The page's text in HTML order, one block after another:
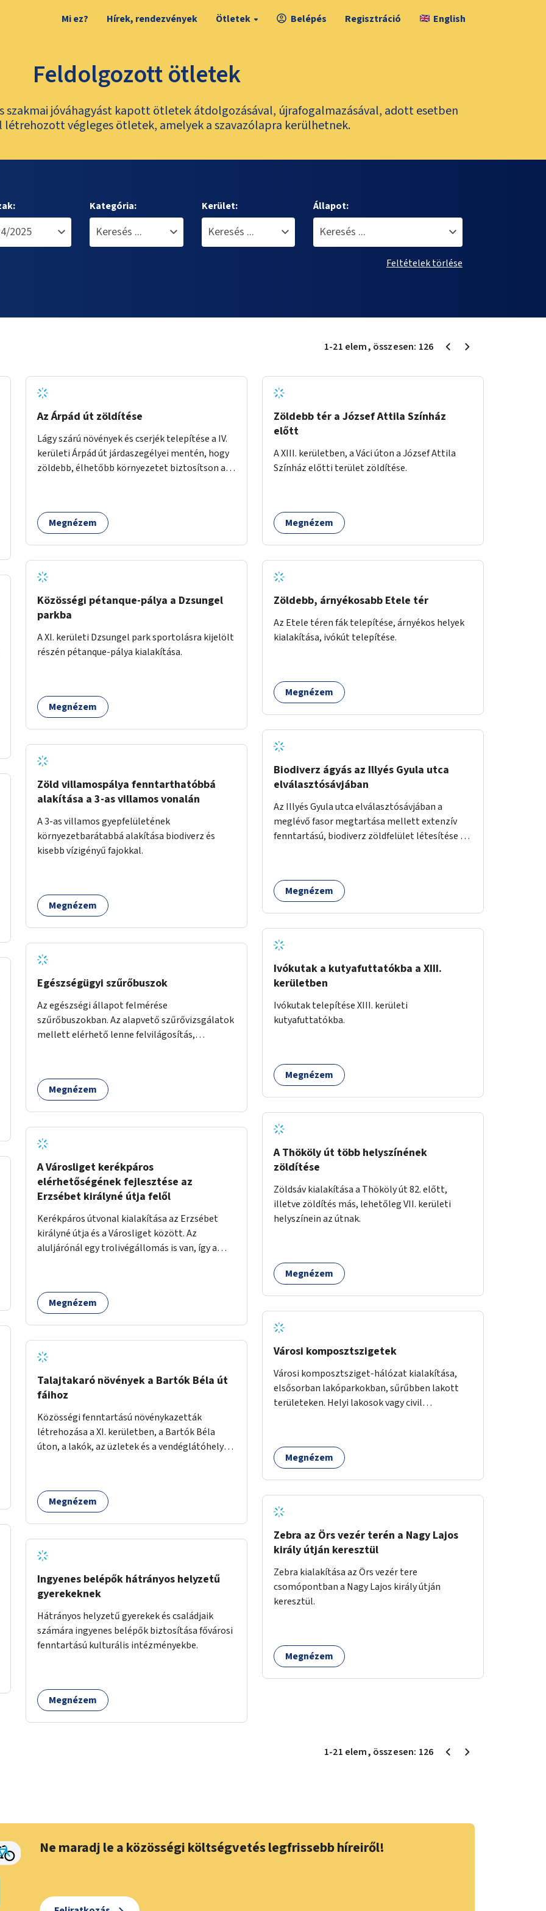
Mi ez? Hírek, rendezvények Ötletek Belépés Regisztráció English
Feldolgozott ötletek
jóváhagyást kapott ötletek átdolgozásával, újrafogalmazásával, adott esetben
létrehozott végleges ötletek, amelyek a szavazólapra kerülhetnek.
Kategória: Kerület: Állapot:
Feltételek törlése
1-21 elem, összesen: 126
Az Árpád út zöldítése
Lágy szárú növények és cserjék telepítése a IV.
kerületi Árpád út járdaszegélyei mentén, hogy
zöldebb, élhetőbb környezetet biztosítson a
Megnézem
Közösségi pétanque-pálya a Dzsungel
parkba
A XI. kerületi Dzsungel park sportolásra kijelölt
részén pétanque-pálya kialakítása.
Megnézem
Zöld villamospálya fenntarthatóbbá
alakítása a 3-as villamos vonalán
A 3-as villamos gyepfelületének
környezetbarátabbá alakítása biodiverz és
kisebb vízigényű fajokkal.
Megnézem
Egészségügyi szűrőbuszok
Az egészségi állapot felmérése
szűrőbuszokban. Az alapvető szűrővizsgálatok
mellett elérhető lenne felvilágosítás,
szenvedélybetegek támogatása.
Megnézem
A Városliget kerékpáros
elérhetőségének fejlesztése az
Erzsébet királyné útja felől
Kerékpáros útvonal kialakítása az Erzsébet
királyné útja és a Városliget között. Az
aluljárónál egy trolivégállomás is van, így a
troliforgalom mellett is. Az útvonal
átvezetésre kerülne a Hungária körúton, majd a
Megnézem
Talajtakaró növények a Bartók Béla út
fáihoz
Közösségi fenntartású növénykazetták
létrehozása a XI. kerületben, a Bartók Béla
úton, a lakók, az üzletek és a vendéglátóhelyek
Megnézem
Ingyenes belépők hátrányos helyzetű
gyerekeknek
Hátrányos helyzetű gyerekek és családjaik
számára ingyenes belépők biztosítása fővárosi
fenntartású kulturális intézményekbe.
Megnézem
Zöldebb tér a József Attila Színház
előtt
A XIII. kerületben, a Váci úton a József Attila
Színház előtti terület zöldítése.
Megnézem
Zöldebb, árnyékosabb Etele tér
Az Etele téren fák telepítése, árnyékos helyek
kialakítása, ivókút telepítése.
Megnézem
Biodiverz ágyás az Illyés Gyula utca
elválasztósávjában
Az Illyés Gyula utca elválasztósávjában a
meglévő fasor megtartása mellett extenzív
fenntartású, biodiverz zöldfelület létesítése a
Megnézem
Ivókutak a kutyafuttatókba a XIII.
kerületben
Ivókutak telepítése XIII. kerületi
kutyafuttatókba.
Megnézem
A Thököly út több helyszínének
zöldítése
Zöldsáv kialakítása a Thököly út 82. előtt,
illetve zöldítés más, lehetőleg VII. kerületi
helyszínein az útnak.
Megnézem
Városi komposztszigetek
Városi komposztsziget-hálózat kialakítása,
elsősorban lakóparkokban, sűrűbben lakott
területeken. Helyi lakosok vagy civil
komposztszigetek helyben történő hosszú
távú fenntartását.
Megnézem
Zebra az Örs vezér terén a Nagy Lajos
király útján keresztül
Zebra kialakítása az Örs vezér tere
csomópontban a Nagy Lajos király útján
keresztül.
Megnézem
1-21 elem, összesen: 126
Ne maradj le a közösségi költségvetés legfrissebb híreiről!